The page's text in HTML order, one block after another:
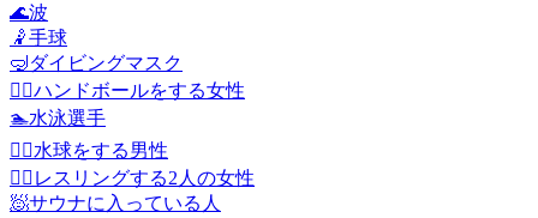
🌊波
🤾手球
🤿ダイビングマスク
🤾‍♀️ハンドボールをする女性
🏊水泳選手
🤽‍♂️水球をする男性
🤼‍♀️ レスリングする2人の女性
🧖サウナに入っている人